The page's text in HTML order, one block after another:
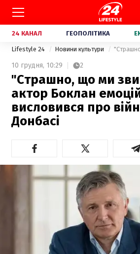
24 КАНАЛ ГЕОПОЛІТИКА
Lifestyle 24 Новини культури
10 грудня, 10:29 2
"Страшно, що ми
актор Боклан
висловився про
Донбасі